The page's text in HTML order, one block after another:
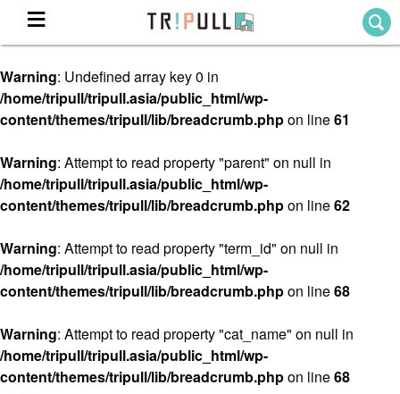
ホーム
Theme
テーマから探す
TRIPULLブログ
About
私たちについて
Warning: Undefined array key 0 in
/home/tripull/tripull.asia/public_html/wp-
content/themes/tripull/lib/breadcrumb.phpon line61
Warning: Attempt to read property "parent" on null in
/home/tripull/tripull.asia/public_html/wp-
content/themes/tripull/lib/breadcrumb.phpon line62
Warning: Attempt to read property "term_id" on null in
/home/tripull/tripull.asia/public_html/wp-
content/themes/tripull/lib/breadcrumb.phpon line68
Warning: Attempt to read property "cat_name" on null in
/home/tripull/tripull.asia/public_html/wp-
content/themes/tripull/lib/breadcrumb.phpon line68